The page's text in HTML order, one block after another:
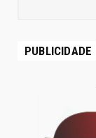
PUBLICIDADE